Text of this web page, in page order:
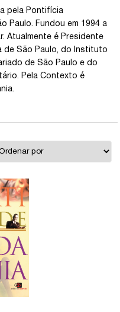
pela Pontifícia
Paulo. Fundou em 1994 a
Atualmente é Presidente
de São Paulo, do Instituto
de São Paulo e do
Pela Contexto é